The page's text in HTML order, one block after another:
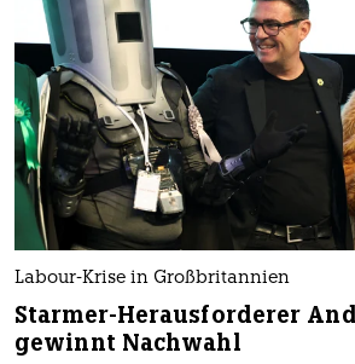
Labour-Krise in Großbritannien
Starmer-Herausforderer
gewinnt Nachwahl